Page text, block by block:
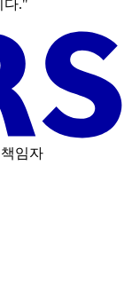
다."
임자